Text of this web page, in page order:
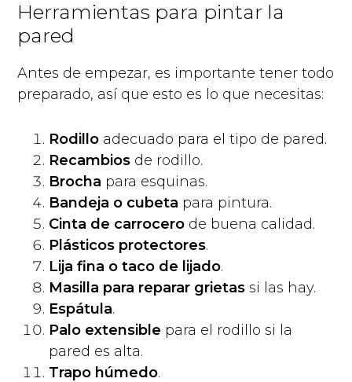
Herramientas para pintar la
pared
Antes de empezar, es importante tener todo
preparado, así que esto es lo que necesitas:
Rodillo adecuado para el tipo de pared.
Recambios de rodillo.
Brocha para esquinas.
Bandeja o cubeta para pintura.
Cinta de carrocero de buena calidad.
Plásticos protectores.
Lija fina o taco de lijado.
Masilla para reparar grietassi las hay.
Espátula.
Palo extensible para el rodillo si la
pared es alta.
Trapo húmedo.